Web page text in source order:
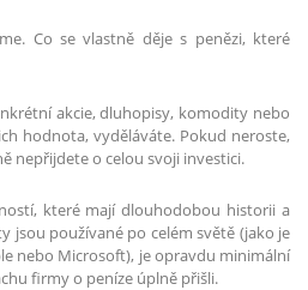
Co se vlastně děje s penězi, které
akcie, dluhopisy, komodity nebo
hodnota, vyděláváte. Pokud neroste,
nepřijdete o celou svoji investici.
které mají dlouhodobou historii a
jsou používané po celém světě (jako je
nebo Microsoft), je opravdu minimální
firmy o peníze úplně přišli.